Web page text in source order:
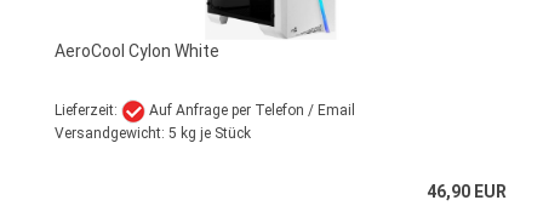
AeroCool Cylon White
Lieferzeit:
Auf Anfrage per Telefon / Email
Versandgewicht: 5 kg je Stück
46,90 EUR